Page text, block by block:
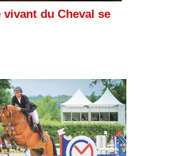
vivant du Cheval se